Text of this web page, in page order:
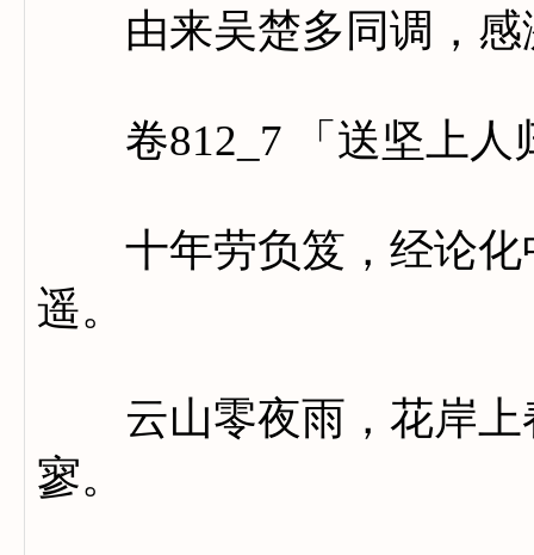
由来吴楚多同调，感
卷812_7 「送坚上人
十年劳负笈，经论化
遥。
云山零夜雨，花岸上
寥。